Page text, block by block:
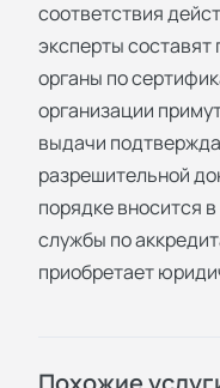
соответствия
эксперты составят
органы по
организации
выдачи
разрешительной
порядке вносится
службы по
приобретает